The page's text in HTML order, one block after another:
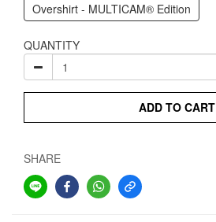
Overshirt - MULTICAM® Edition
QUANTITY
ADD TO CART
SHARE